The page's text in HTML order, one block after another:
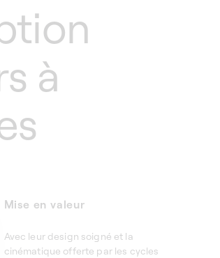
à
Mise en valeur
Avec leur design soigné et la
cinématique offerte par les cycles